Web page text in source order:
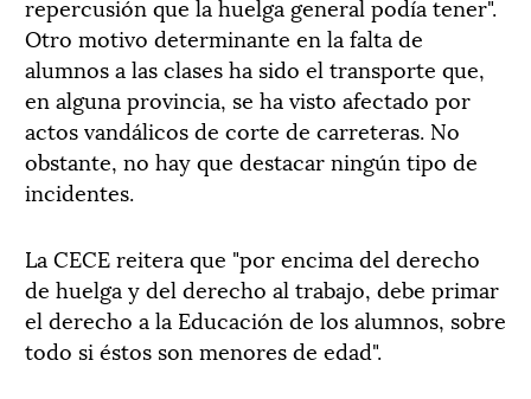
repercusión que la huelga general podía tener".
Otro motivo determinante en la falta de
alumnos a las clases ha sido el transporte que,
en alguna provincia, se ha visto afectado por
actos vandálicos de corte de carreteras. No
obstante, no hay que destacar ningún tipo de
incidentes.
La CECE reitera que "por encima del derecho
de huelga y del derecho al trabajo, debe primar
el derecho a la Educación de los alumnos, sobre
todo si éstos son menores de edad".